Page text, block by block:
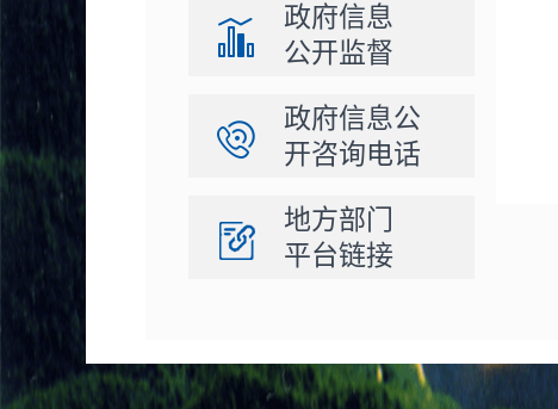
政府信息
公开监督
政府信息公
开咨询电话
地方部门
平台链接